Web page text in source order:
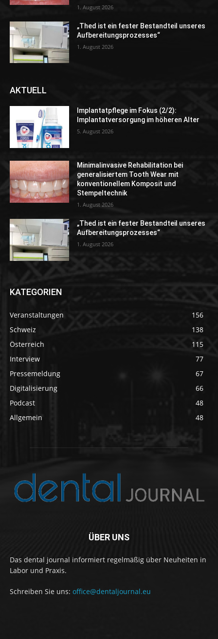
1. August 2026
„Thed ist ein fester Bestandteil unseres
Aufbereitungsprozesses“
1. August 2026
AKTUELL
Implantatpflege im Fokus (2/2):
Implantatversorgung im höheren Alter
5. August 2026
Minimalinvasive Rehabilitation bei
generalisiertem Tooth Wear mit
konventionellem Komposit und
Stempeltechnik
1. August 2026
„Thed ist ein fester Bestandteil unseres
Aufbereitungsprozesses“
1. August 2026
KATEGORIEN
Veranstaltungen
156
Schweiz
138
Österreich
115
Interview
77
Pressemeldung
67
Digitalisierung
66
Podcast
48
Allgemein
48
ÜBER UNS
Das dental journal informiert regelmäßig über Neuheiten in
Labor und Praxis.
Schreiben Sie uns: office@dentaljournal.eu